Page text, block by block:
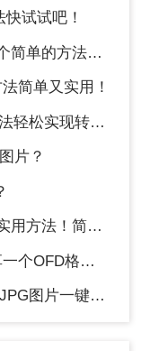
试试吧！
法快试试吧！
简单又实用！
松实现转换！
片？
！简单方便！
工具一键搞定！
键实现超方便！